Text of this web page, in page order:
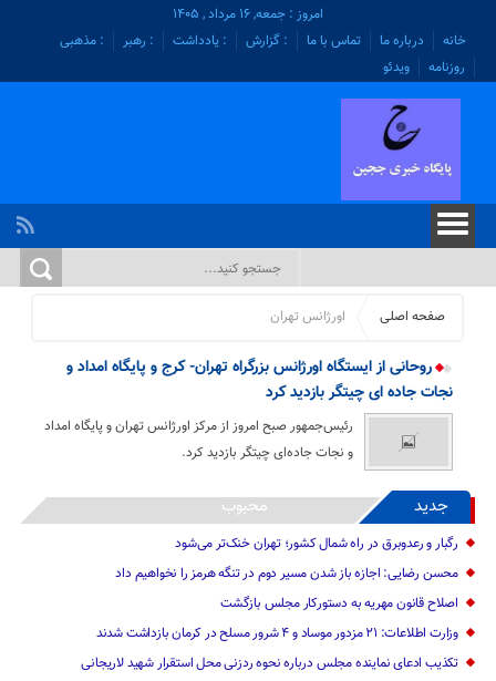
امروز : جمعه, ۱۶ مرداد , ۱۴۰۵
خانه
درباره ما تماس با ما : گزارش : یادداشت : رهبر
: مذهبی
روزنامه
ویدئو
صفحه اصلی اورژانس تهران
روحانی از ایستگاه اورژانس بزرگراه تهران- کرج و پایگاه امداد و
نجات جاده ای چیتگر بازدید کرد
رئیس‌جمهور صبح امروز از مرکز اورژانس تهران و پایگاه امداد
و نجات جاده‌ای چیتگر بازدید کرد.
جدید محبوب
رگبار و رعدوبرق در راه شمال کشور؛ تهران خنک‌تر می‌شود
محسن رضایی: اجازه باز شدن مسیر دوم در تنگه هرمز را نخواهیم داد
اصلاح قانون مهریه به دستورکار مجلس بازگشت
وزارت اطلاعات: ۲۱ مزدور موساد و ۴ شرور مسلح در کرمان بازداشت شدند
تکذیب ادعای نماینده مجلس درباره نحوه ردزنی محل استقرار شهید لاریجانی